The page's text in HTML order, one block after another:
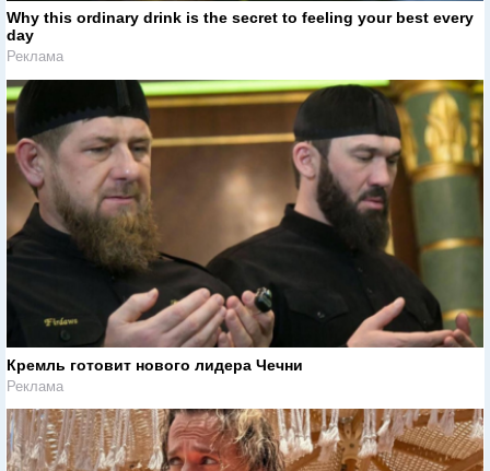
Why this ordinary drink is the secret to feeling your best every
day
Реклама
Кремль готовит нового лидера Чечни
Реклама